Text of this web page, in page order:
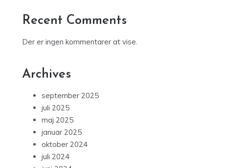
Recent Comments
Der er ingen kommentarer at vise.
Archives
september 2025
juli 2025
maj 2025
januar 2025
oktober 2024
juli 2024